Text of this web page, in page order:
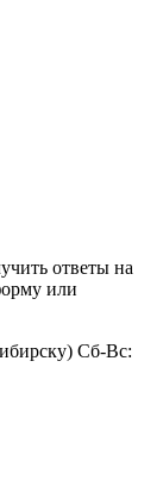
ответы на
или
Сб-Вс: